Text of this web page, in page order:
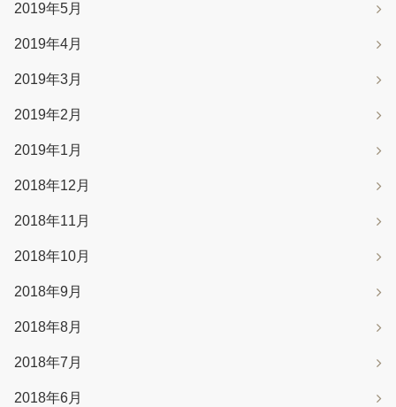
2019年5月
2019年4月
2019年3月
2019年2月
2019年1月
2018年12月
2018年11月
2018年10月
2018年9月
2018年8月
2018年7月
2018年6月